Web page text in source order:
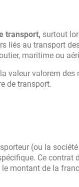
transport, surtout
liés au transport
maritime ou
valeur valorem
de transport.
(ou la
Ce contrat
montant de la